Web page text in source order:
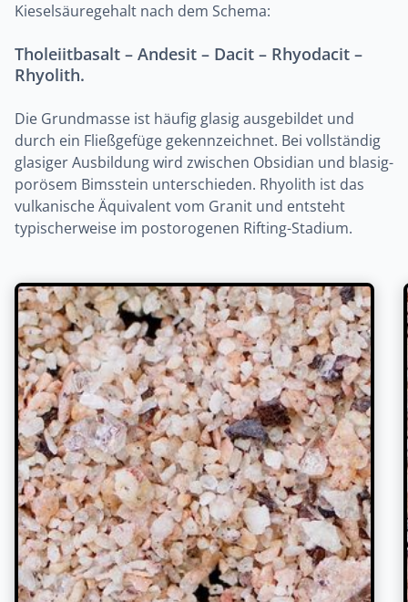
Kieselsäuregehalt nach dem Schema:
Tholeiitbasalt – Andesit – Dacit – Rhyodacit –
Rhyolith.
Die Grundmasse ist häufig glasig ausgebildet und
durch ein Fließgefüge gekennzeichnet. Bei vollständig
glasiger Ausbildung wird zwischen Obsidian und blasig-
porösem Bimsstein unterschieden. Rhyolith ist das
vulkanische Äquivalent vom Granit und entsteht
typischerweise im postorogenen Rifting-Stadium.